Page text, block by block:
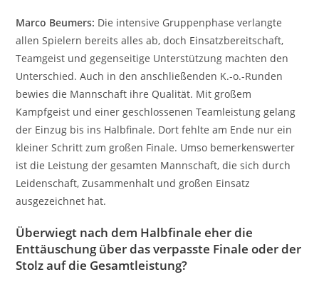
Marco Beumers: Die intensive Gruppenphase verlangte
allen Spielern bereits alles ab, doch Einsatzbereitschaft,
Teamgeist und gegenseitige Unterstützung machten den
Unterschied. Auch in den anschließenden K.-o.-Runden
bewies die Mannschaft ihre Qualität. Mit großem
Kampfgeist und einer geschlossenen Teamleistung gelang
der Einzug bis ins Halbfinale. Dort fehlte am Ende nur ein
kleiner Schritt zum großen Finale. Umso bemerkenswerter
ist die Leistung der gesamten Mannschaft, die sich durch
Leidenschaft, Zusammenhalt und großen Einsatz
ausgezeichnet hat.
Überwiegt nach dem Halbfinale eher die
Enttäuschung über das verpasste Finale oder der
Stolz auf die Gesamtleistung?